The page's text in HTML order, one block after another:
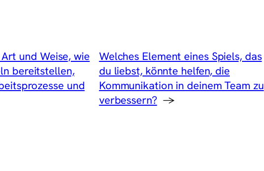
und Weise, wie
bereitstellen,
und
Welches Element eines Spiels, das
du liebst, könnte helfen, die
Kommunikation in deinem Team zu
verbessern? →